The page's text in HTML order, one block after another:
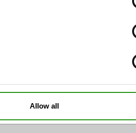
Allow all
client